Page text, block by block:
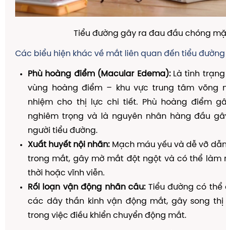
Tiểu đường gây ra đau đầu chóng
Các biểu hiện khác về mắt liên quan đến tiểu đường
Phù hoàng điểm (Macular Edema):Là tình
vùng hoàng điểm – khu vực trung tâm võng
nhiệm cho thị lực chi tiết. Phù hoàng điểm
nghiêm trọng và là nguyên nhân hàng đầu
người tiểu đường.
Xuất huyết nội nhãn:Mạch máu yếu và dễ vỡ
trong mắt, gây mờ mắt đột ngột và có thể làm
thời hoặc vĩnh viễn.
Rối loạn vận động nhãn cầu:Tiểu đường có thể
các dây thần kinh vận động mắt, gây song thị
trong việc điều khiển chuyển động mắt.